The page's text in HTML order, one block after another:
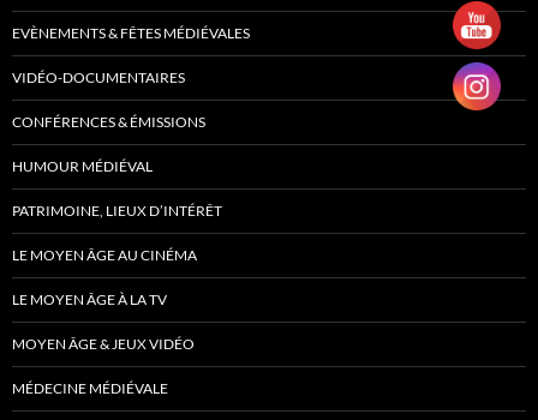
EVÈNEMENTS & FÊTES MÉDIÉVALES
VIDÉO-DOCUMENTAIRES
CONFÉRENCES & ÉMISSIONS
HUMOUR MÉDIÉVAL
PATRIMOINE, LIEUX D’INTÉRÊT
LE MOYEN ÂGE AU CINÉMA
LE MOYEN ÂGE À LA TV
MOYEN ÂGE & JEUX VIDÉO
MÉDECINE MÉDIÉVALE